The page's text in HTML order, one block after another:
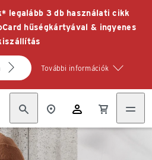
legalább 3 db használati cikk
hűségkártyával & ingyenes
További információk